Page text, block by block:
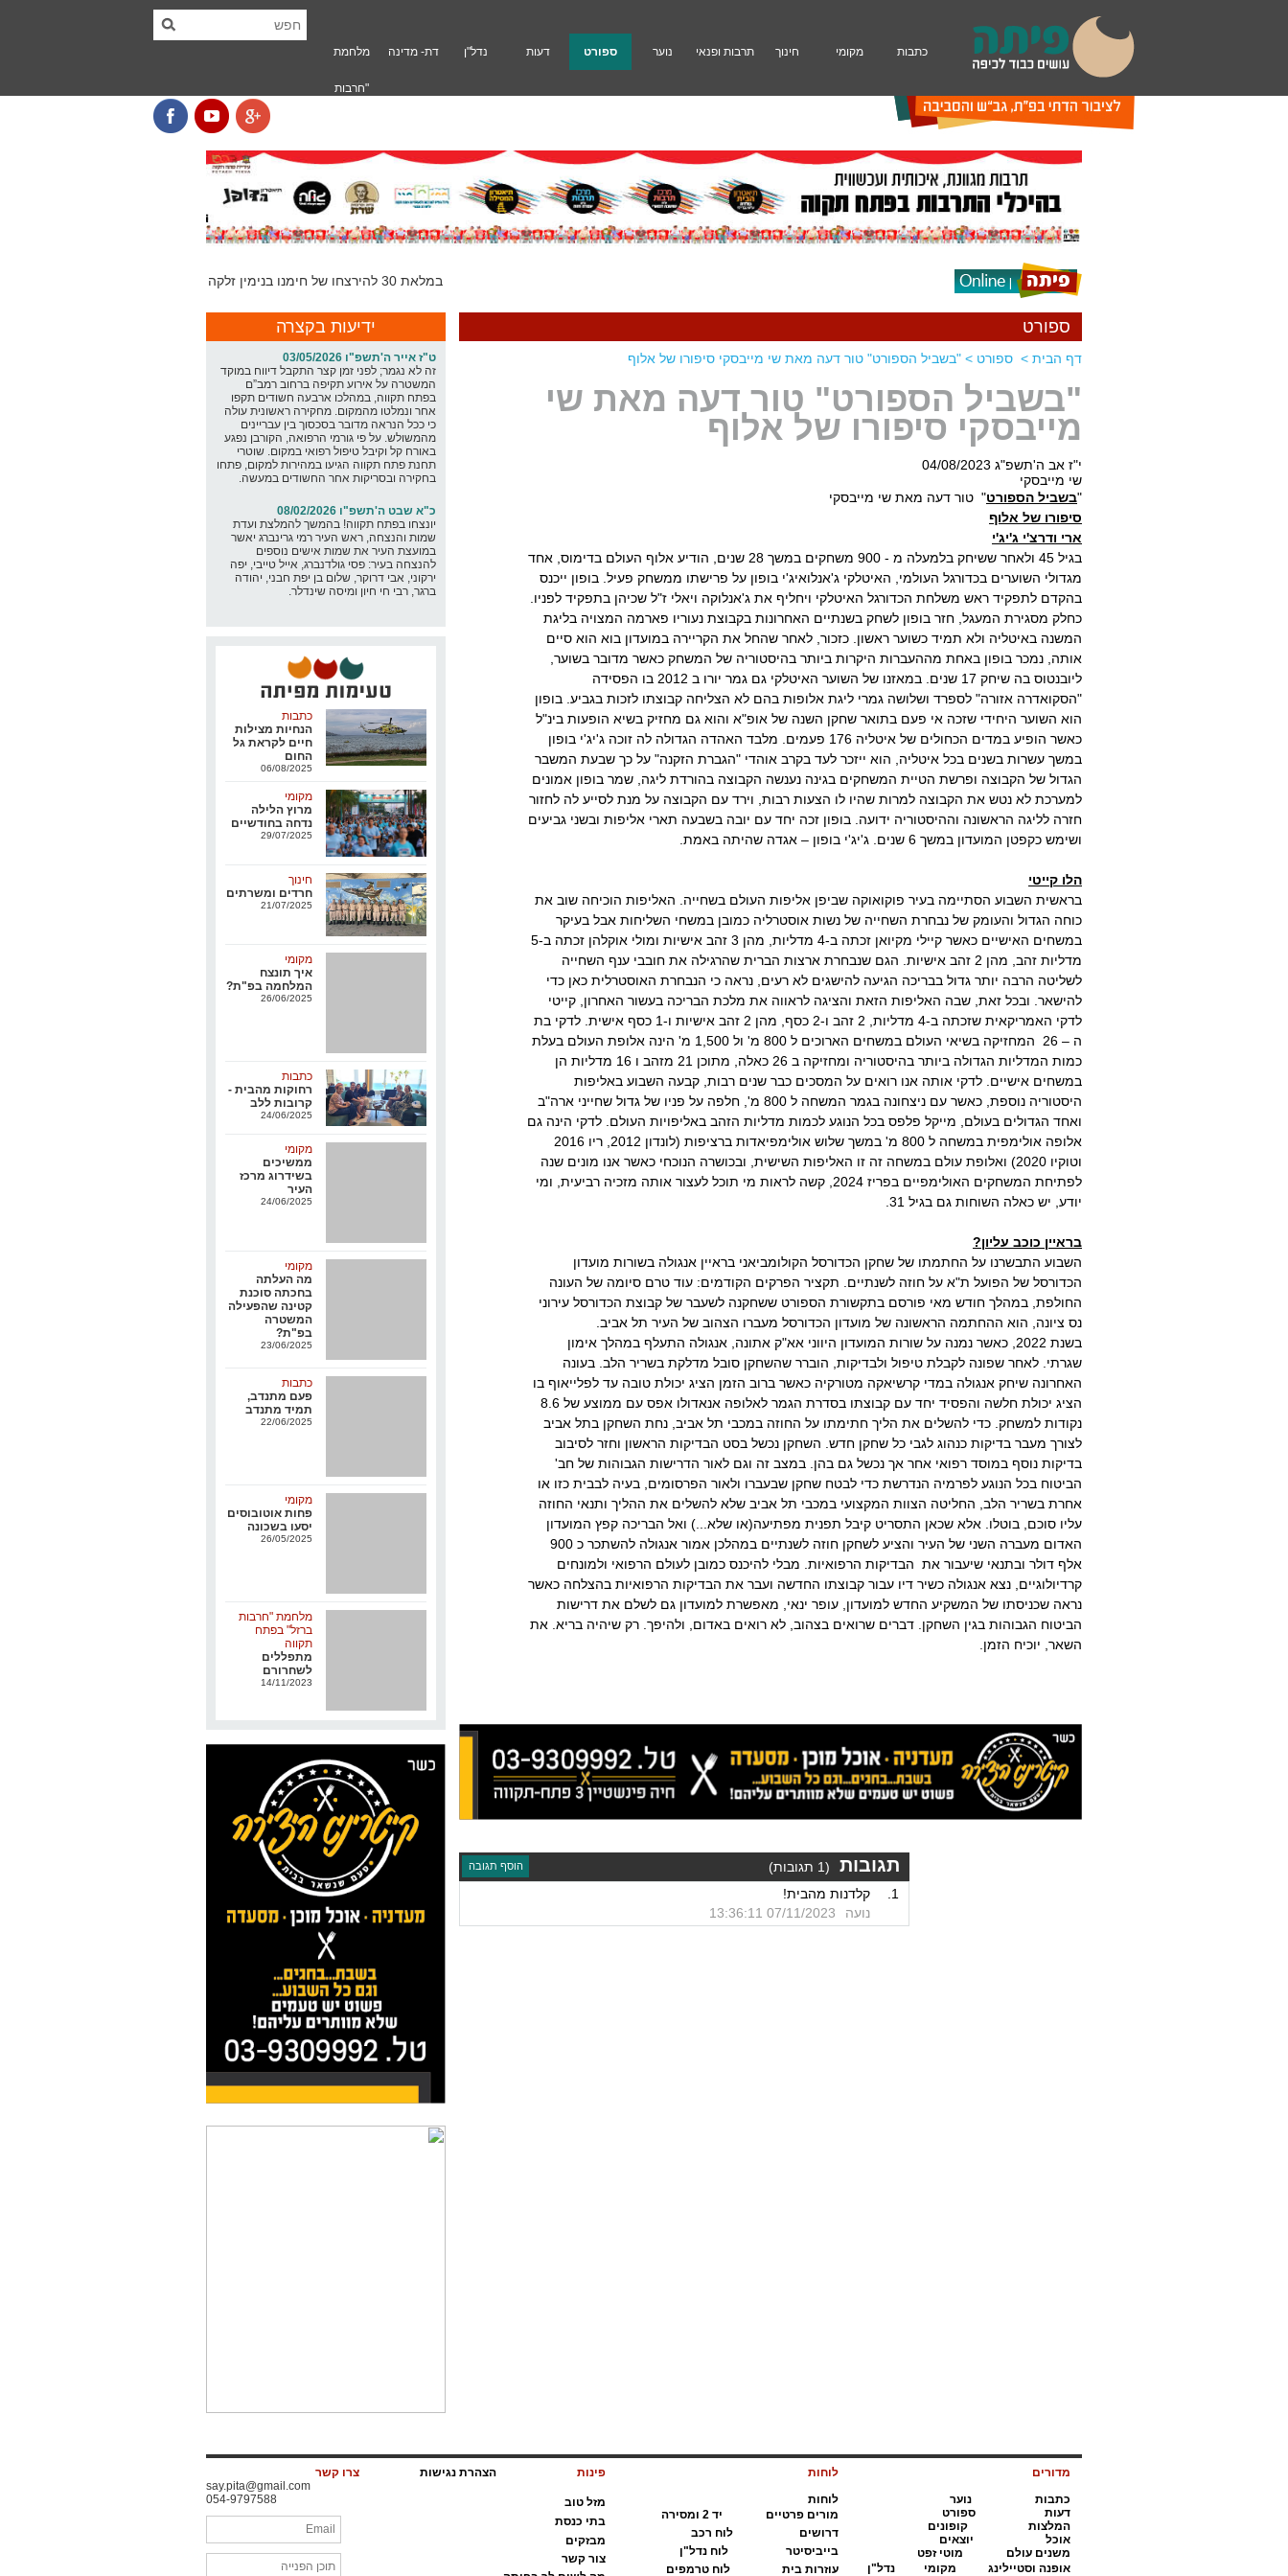
כתבות מקומי חינוך תרבות ופנאי נוער ספורט דעות נדל"ן דת- מדינה מלחמת
"חרבות
במלאת 30 להירצחו של חימנו בנימין זלקה ז"ל ייערך במוצ"ש נשא ערב לימוד לזכרו בבית כנסת ניגוני חיים. התכנסות 21.40, שיעור מפי הרב תמיר דרנות ראש ישיבת ההסדר אורות שאול ב-22.99 ואח"כ לימוד חברותות. סיכון: חובב אוזן מייסד ומנכ"ל תורהנוער
ספורט
> "בשביל הספורט" טור דעה מאת שי מייבסקי סיפורו של אלוף > ספורט דף הבית
"בשביל הספורט" טור דעה מאת שי
מייבסקי סיפורו של אלוף
י"ז אב ה'תשפ"ג 04/08/2023
שי מייבסקי
"בשביל הספורט" טור דעה מאת שי מייבסקי
סיפורו של אלוף
ארי ודרצ'י ג'יג'י
בגיל 45 ולאחר ששיחק בלמעלה מ - 900 משחקים במשך 28 שנים, הודיע אלוף העולם בדימוס, אחד
מגדולי השוערים בכדורגל העולמי, האיטלקי ג'אנלואיג'י בופון על פרישתו ממשחק פעיל. בופון ייכנס
בהקדם לתפקיד ראש משלחת הכדורגל האיטלקי ויחליף את ג'אנלוקה ויאלי ז"ל שכיהן בתפקיד לפניו.
כחלק מסגירת המעגל, חזר בופון לשחק בשנתיים האחרונות בקבוצת נעוריו פארמה המצויה בליגת
המשנה באיטליה ולא תמיד כשוער ראשון. כזכור, לאחר שהחל את הקריירה במועדון בוא הוא סיים
אותה, נמכר בופון באחת מההעברות היקרות ביותר בהיסטוריה של המשחק כאשר מדובר בשוער,
ליובנטוס בה שיחק 17 שנים. במאזנו של השוער האיטלקי גם גמר יורו ב 2012 בו הפסידה
"הסקואדרה אזורה" לספרד ושלושה גמרי ליגת אלופות בהם לא הצליחה קבוצתו לזכות בגביע. בופון
הוא השוער היחידי שזכה אי פעם בתואר שחקן השנה של אופ"א והוא גם מחזיק בשיא הופעות בינ"ל
כאשר הופיע במדים הכחולים של איטליה 176 פעמים. מלבד האהדה הגדולה לה זוכה ג'יג'י בופון
במשך עשרות בשנים בכל איטליה, הוא ייזכר לעד בקרב אוהדי "הגברת הזקנה" על כך שבעת המשבר
הגדול של הקבוצה ופרשת הטיית המשחקים בגינה נענשה הקבוצה בהורדת ליגה, שמר בופון אמונים
למערכת לא נטש את הקבוצה למרות שהיו לו הצעות רבות, וירד עם הקבוצה על מנת לסייע לה לחזור
חזרה לליגה הראשונה וההיסטוריה ידועה. בופון זכה יחד עם יובה בשבעה תארי אליפות ובשני גביעים
ושימש כקפטן המועדון במשך 6 שנים. ג'יג'י בופון – אגדה שהיתה באמת.
הלו קייטי
בראשית השבוע הסתיימה בעיר פוקואוקה שביפן אליפות העולם בשחייה. האליפות הוכיחה שוב את
כוחה הגדול והעומק של נבחרת השחייה של נשות אוסטרליה כמובן במשחי השליחות אבל בעיקר
במשחים האישיים כאשר קיילי מקיואן זכתה ב-4 מדליות, מהן 3 זהב אישיות ומולי אוקלהן זכתה ב-5
מדליות זהב, מהן 2 זהב אישיות. הגם שנבחרת ארצות הברית שהרגילה את חובבי ענף השחייה
לשליטה הרבה יותר גדול בבריכה הגיעה להישגים לא רעים, נראה כי הנבחרת האוסטרלית כאן כדי
להישאר. ובכל זאת, שבה האליפות הזאת והציגה לראווה את מלכת הבריכה בעשור האחרון, קייטי
לדקי האמריקאית שזכתה ב-4 מדליות, 2 זהב ו-2 כסף, מהן 2 זהב אישיות ו-1 כסף אישית. לדקי בת
ה – 26 המחזיקה בשיאי העולם במשחים הארוכים ל 800 מ' ול 1,500 מ' הינה אלופת העולם בעלת
כמות המדליות הגדולה ביותר בהיסטוריה ומחזיקה ב 26 כאלה, מתוכן 21 מזהב ו 16 מדליות הן
במשחים אישיים. לדקי אותה אנו רואים על המסכים כבר שנים רבות, קבעה השבוע באליפות
היסטוריה נוספת, כאשר עם ניצחונה בגמר המשחה ל 800 מ', חלפה על פניו של גדול שחייני ארה"ב
ואחד הגדולים בעולם, מייקל פלפס בכל הנוגע לכמות מדליות הזהב באליפויות העולם. לדקי הינה גם
אלופה אולימפית במשחה ל 800 מ' במשך שלוש אולימפיאדות ברציפות (לונדון 2012, ריו 2016
וטוקיו 2020) ואלופת עולם במשחה זה זו האליפות השישית, ובכושרה הנוכחי כאשר אנו מונים שנה
לפתיחת המשחקים האולימפיים בפריז 2024, קשה לראות מי תוכל לעצור אותה מזכיה רביעית, ומי
יודע, יש כאלה השוחות גם בגיל 31.
בראיין כוכב עליון?
השבוע התבשרנו על החתמתו של שחקן הכדורסל הקולומביאני בראיין אנגולה בשורות מועדון
הכדורסל של הפועל ת"א על חוזה לשנתיים. תקציר הפרקים הקודמים: עוד טרם סיומה של העונה
החולפת, במהלך חודש מאי פורסם בתקשורת הספורט ששחקנה לשעבר של קבוצת הכדורסל עירוני
נס ציונה, הוא ההחתמה הראשונה של מועדון הכדורסל מעברו הצהוב של העיר תל אביב.
בשנת 2022, כאשר נמנה על שורות המועדון היווני אא"ק אתונה, אנגולה התעלף במהלך אימון
שגרתי. לאחר שפונה לקבלת טיפול ולבדיקות, הוברר שהשחקן סובל מדלקת בשריר הלב. בעונה
האחרונה שיחק אנגולה במדי קרשיאקה מטורקיה כאשר ברוב הזמן הציג יכולת טובה עד לפלייאוף בו
הציג יכולת חלשה והפסיד יחד עם קבוצתו בסדרת הגמר לאלופה אנאדולו אפס עם ממוצע של 8.6
נקודות למשחק. כדי להשלים את הליך חתימתו על החוזה במכבי תל אביב, נחת השחקן בתל אביב
לצורך מעבר בדיקות כנהוג לגבי כל שחקן חדש. השחקן נכשל בסט הבדיקות הראשון וחזר לסיבוב
בדיקות נוסף במוסד רפואי אחר אך נכשל גם בהן. במצב זה וגם לאור הדרישות הגבוהות של חב'
הביטוח בכל הנוגע לפרמיה הנדרשת כדי לבטח שחקן שבעברו ולאור הפרסומים, בעיה לבבית כזו או
אחרת בשריר הלב, החליטה הצוות המקצועי במכבי תל אביב שלא להשלים את ההליך ותנאי החוזה
עליו סוכם, בוטלו. אלא שכאן התסריט קיבל תפנית מפתיעה(או שלא...) ואל הבריכה קפץ המועדון
האדום מעברה השני של העיר והציע לשחקן חוזה לשנתיים במהלכן אמור אנגולה להשתכר כ 900
אלף דולר ובתנאי שיעבור את הבדיקות הרפואיות. מבלי להיכנס כמובן לעולם הרפואי ולמונחים
קרדיולוגיים, נצא אנגולה כשיר דיו עבור קבוצתו החדשה ועבר את הבדיקות הרפואיות בהצלחה כאשר
נראה שכניסתו של המשקיע החדש למועדון, עופר ינאי, מאפשרת למועדון גם לשלם את דרישות
הביטוח הגבוהות בגין השחקן. דברים שרואים בצהוב, לא רואים באדום, ולהיפך. רק שיהיה בריא. את
השאר, יוכיח הזמן.
תגובות (1 תגובות) הוסף תגובה
1.
קלדנות מהבית!
נועה
07/11/2023 13:36:11
ידיעות בקצרה
ט"ז אייר ה'תשפ"ו 03/05/2026
זה לא נגמר; לפני זמן קצר התקבל דיווח במוקד
המשטרה על אירוע תקיפה ברחוב רמב”ם
בפתח תקווה, במהלכו ארבעה חשודים תקפו
אחר ונמלטו מהמקום. מחקירה ראשונית עולה
כי ככל הנראה מדובר בסכסוך בין עבריינים
מהמשולש. על פי גורמי הרפואה, הקורבן נפגע
באורח קל וקיבל טיפול רפואי במקום. שוטרי
תחנת פתח תקווה הגיעו במהירות למקום, פתחו
בחקירה ובסריקות אחר החשודים במעשה.
כ"א שבט ה'תשפ"ו 08/02/2026
יונצחו בפתח תקווה! בהמשך להמלצת ועדת
שמות והנצחה, ראש העיר רמי גרינברג יאשר
במועצת העיר את שמות אישים נוספים
להנצחה בעיר: פסי גולדנברג, אייל טייבי, יפה
ירקוני, אבי דרוקר, שלום בן יפת חבני, יהודה
ברגר, רבי חי חיון ומיסה שינדלר.
כתבות
הנחיות מצילות
חיים לקראת גל
החום
06/08/2025
מקומי
מרוץ הלילה
נדחה בחודשיים
29/07/2025
חינוך
חרדים ומשרתים
21/07/2025
מקומי
איך תונצח
המלחמה בפ"ת?
26/06/2025
כתבות
רחוקות מהבית -
קרובות ללב
24/06/2025
מקומי
ממשיכים
בשידרוג מרכז
העיר
24/06/2025
קטינה שהפעילה
המשטרה
בפ"ת?
23/06/2025
תמיד מתנדב
22/06/2025
יסעו בשכונה
26/05/2025
תקווה
מתפללים
לשחרורם
14/11/2023
כתבות
המלצות
קופונים
אוכל
יוצאים
משנים עולם
מוטי זפט
אופנה וסטיילינג מקומי
דת מדינה
חינוך
לוחות
דרושים
ל
וח טרמפים
מזל טוב
תי כנסת
ה לשים לך בפיתה
say.pita@gmail.com